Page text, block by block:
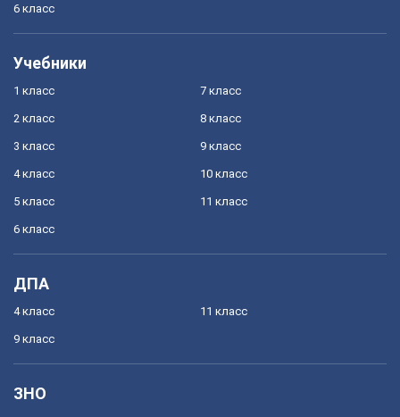
6 класс
Учебники
1 класс
2 класс
3 класс
4 класс
5 класс
6 класс
7 класс
8 класс
9 класс
10 класс
11 класс
ДПА
4 класс
9 класс
11 класс
ЗНО